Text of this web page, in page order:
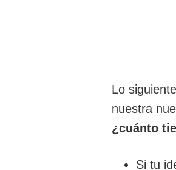
Lo
nuestra
¿cuánto
Si tu